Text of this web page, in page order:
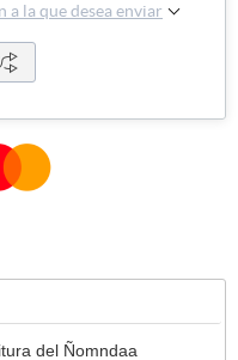
la que desea enviar
del Ñomndaa